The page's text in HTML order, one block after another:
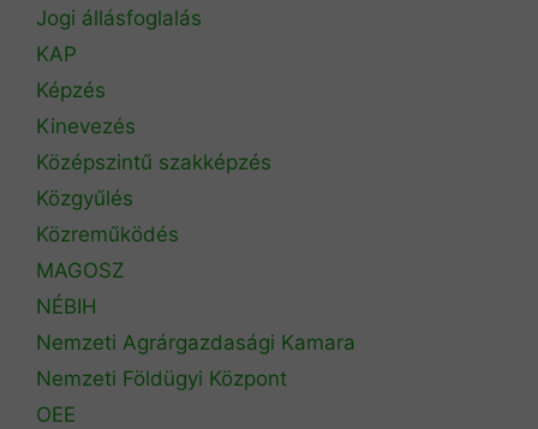
Jogi állásfoglalás
KAP
Képzés
Kinevezés
Középszintű szakképzés
Közgyűlés
Közreműködés
MAGOSZ
NÉBIH
Nemzeti Agrárgazdasági Kamara
Nemzeti Földügyi Központ
OEE